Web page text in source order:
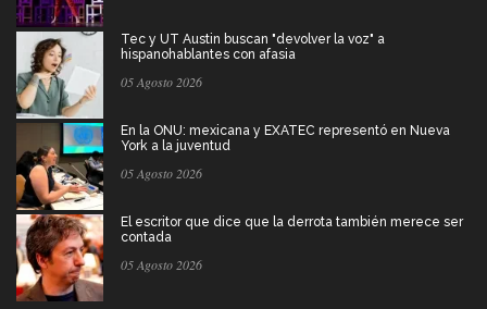
Tec y UT Austin buscan "devolver la voz" a
hispanohablantes con afasia
05 Agosto 2026
En la ONU: mexicana y EXATEC representó en Nueva
York a la juventud
05 Agosto 2026
El escritor que dice que la derrota también merece ser
contada
05 Agosto 2026